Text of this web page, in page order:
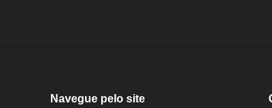
Navegue pelo site